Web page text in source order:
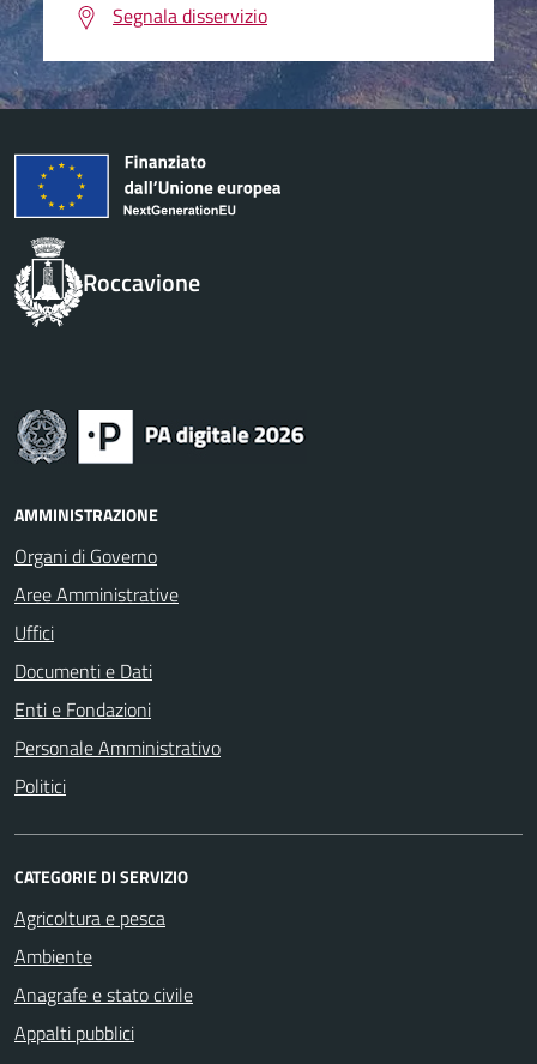
Segnala disservizio
Roccavione
AMMINISTRAZIONE
Organi di Governo
Aree Amministrative
Uffici
Documenti e Dati
Enti e Fondazioni
Personale Amministrativo
Politici
CATEGORIE DI SERVIZIO
Agricoltura e pesca
Ambiente
Anagrafe e stato civile
Appalti pubblici